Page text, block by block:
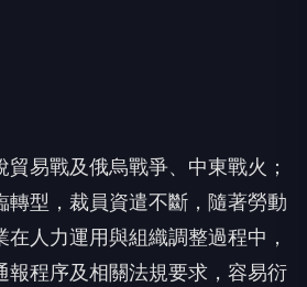
易戰及俄烏戰爭、中東戰火；
轉型，裁員資遣不斷，隨著勞動
人力運用與組織調整過程中，
報程序及相關法規要求，容易衍